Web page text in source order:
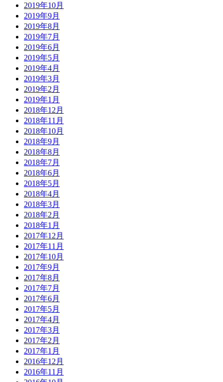
2019年10月
2019年9月
2019年8月
2019年7月
2019年6月
2019年5月
2019年4月
2019年3月
2019年2月
2019年1月
2018年12月
2018年11月
2018年10月
2018年9月
2018年8月
2018年7月
2018年6月
2018年5月
2018年4月
2018年3月
2018年2月
2018年1月
2017年12月
2017年11月
2017年10月
2017年9月
2017年8月
2017年7月
2017年6月
2017年5月
2017年4月
2017年3月
2017年2月
2017年1月
2016年12月
2016年11月